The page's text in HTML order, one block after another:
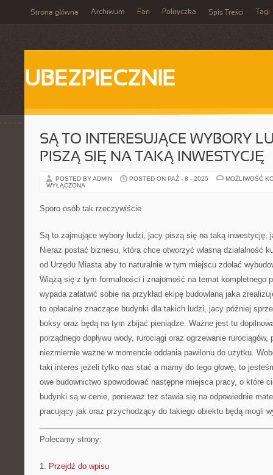
Strona główna Archiwum Fan Polityczka Spis Treści Tagi
UBEZPIECZNIE
SĄ TO INTERESUJĄCE WYBORY
PISZĄ SIĘ NA TAKĄ INWESTYCJĘ
POSTED BY ADMIN POSTED ON PAŹ - 8 - 2025
MOŻLIWOŚĆ
WYŁĄCZONA
Sporo osób tak rzeczywiście
Są to zajmujące wybory ludzi, jacy piszą się na taką inwestycję,
Nieraz postać biznesu, która chce otworzyć własną działalność
od Urzędu Miasta aby to naturalnie w tym miejscu zdołać
Wiążą się z tym formalności i znajomość na temat kompletnego
wypada załatwić sobie na przykład ekipę budowlaną jaka
to opłacalne znaczące budynki dla takich ludzi, jacy później
boksy oraz będą na tym zbijać pieniądze. Ważne jest tu
porządnego dopływu wody, rurociągi oraz ogrzewanie
niezmiernie ważne w momencie oddania pawilonu do użytku.
taki interes jeżeli tylko nas stać a mamy do tego głowę, to
owe budownictwo spowodować następne miejsca pracy, o które
budynki są w cenie, ponieważ też stawia się na odpowiednie
pracujący jak oraz przychodzący do takiego obiektu będą mogli
Polecamy strony:
1. Przejdź do wpisu